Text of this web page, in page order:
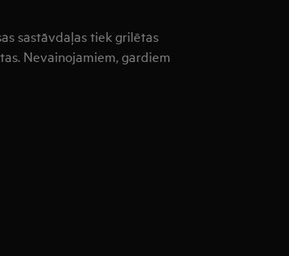
sastāvdaļas tiek grilētas
Nevainojamiem, gardiem